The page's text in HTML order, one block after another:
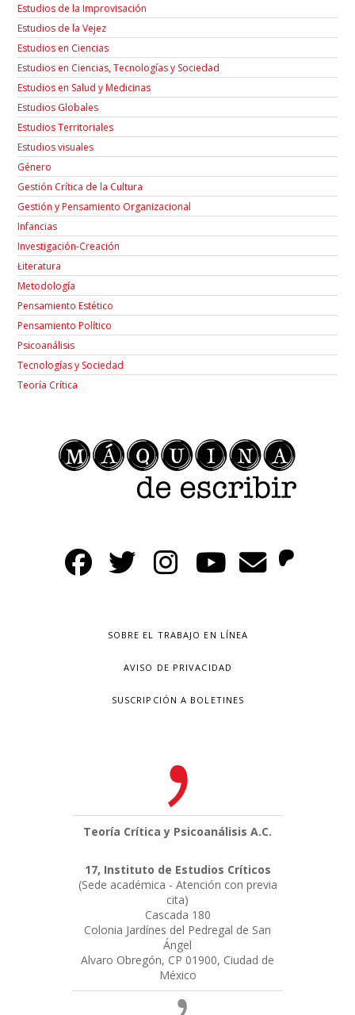
Estudios de la Improvisación
Estudios de la Vejez
Estudios en Ciencias
Estudios en Ciencias, Tecnologías y Sociedad
Estudios en Salud y Medicinas
Estudios Globales
Estudios Territoriales
Estudios visuales
Género
Gestión Crítica de la Cultura
Gestión y Pensamiento Organizacional
Infancias
Investigación-Creación
Łiteratura
Metodología
Pensamiento Estético
Pensamiento Político
Psicoanálisis
Tecnologías y Sociedad
Teoría Crítica
SOBRE EL TRABAJO EN LÍNEA
AVISO DE PRIVACIDAD
SUSCRIPCIÓN A BOLETINES
Teoría Crítica y Psicoanálisis A.C.
17, Instituto de Estudios Críticos
(Sede académica - Atención con previa
cita)
Cascada 180
Colonia Jardínes del Pedregal de San
Ángel
Alvaro Obregón, CP 01900, Ciudad de
México